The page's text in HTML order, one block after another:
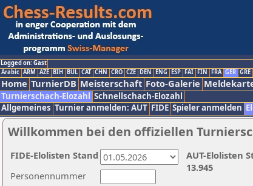
Logged on: Gast
Arabic ARM AZE BIH BUL CAT CHN CRO CZE DEN ENG ESP FAI FIN FRA GER GRE
Home TurnierDB Meisterschaft Foto-Galerie
Turnierschach-Elozahl Schnellschach-Elozahl
Allgemeines Turnier anmelden: AUT FIDE Spieler anmelden
Willkommen bei den offiziellen
Personennummer
AUT-Elolisten
13.945
FIDE-Elolisten Stand